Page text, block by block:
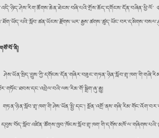
གཏན་ཉིན་སློབ་གྲྭ་ཁག་གི་ཤེས་ཡོན་སྤྱི་དང་།